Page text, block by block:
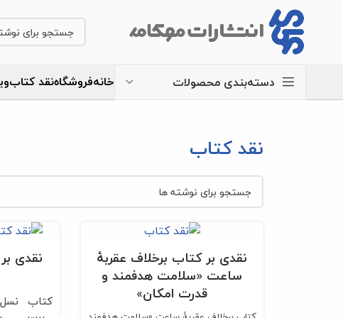
دسته‌بندی محصولات خانهفروشگاهنقد کتاب
نقد کتاب
نقدی بر کتاب برخلاف عقربۀ
ساعت «سلامت هدفمند و
قدرت امکان»
نقدی
کتاب